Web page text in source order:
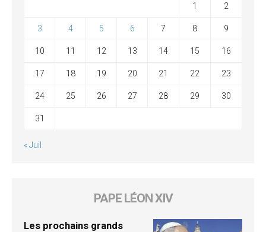
1 2
3 4 5 6 7 8 9
10 11 12 13 14 15 16
17 18 19 20 21 22 23
24 25 26 27 28 29 30
31
« Juil
PAPE LÉON XIV
Les prochains grands